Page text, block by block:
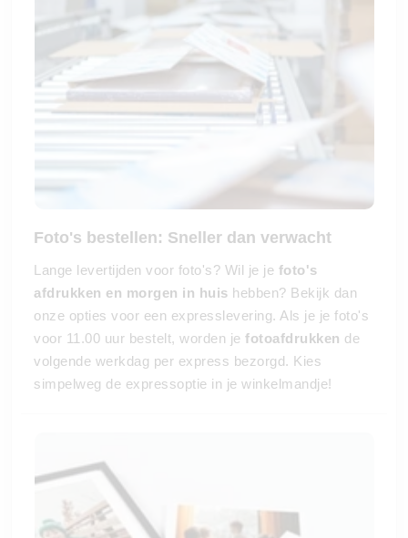
Foto's bestellen: Sneller dan verwacht
Lange levertijden voor foto's? Wil je je foto's
afdrukken en morgen in huis hebben? Bekijk dan
onze opties voor een expresslevering. Als je je foto's
voor 11.00 uur bestelt, worden je fotoafdrukken de
volgende werkdag per express bezorgd. Kies
simpelweg de expressoptie in je winkelmandje!